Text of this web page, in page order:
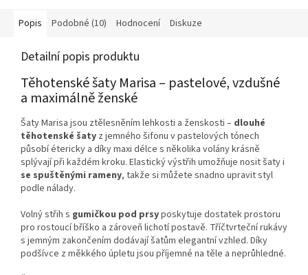
Popis Podobné (10) Hodnocení Diskuze
Detailní popis produktu
Těhotenské šaty Marisa – pastelové, vzdušné
a maximálně ženské
Šaty Marisa jsou ztělesněním lehkosti a ženskosti – dlouhé
těhotenské šaty z jemného šifonu v pastelových tónech
působí étericky a díky maxi délce s několika volány krásně
splývají při každém kroku. Elastický výstřih umožňuje nosit šaty i
se spuštěnými rameny, takže si můžete snadno upravit styl
podle nálady.
Volný střih s gumičkou pod prsyposkytuje dostatek prostoru
pro rostoucí bříško a zároveň lichotí postavě. Tříčtvrteční rukávy
s jemným zakončením dodávají šatům elegantní vzhled. Díky
podšívce z měkkého úpletu jsou příjemné na těle a neprůhledné.